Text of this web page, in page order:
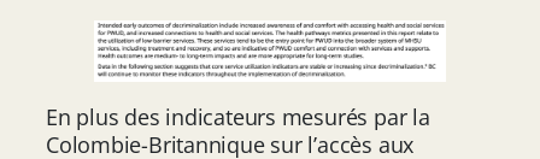
En plus des indicateurs mesurés par la
Colombie-Britannique sur l’accès aux